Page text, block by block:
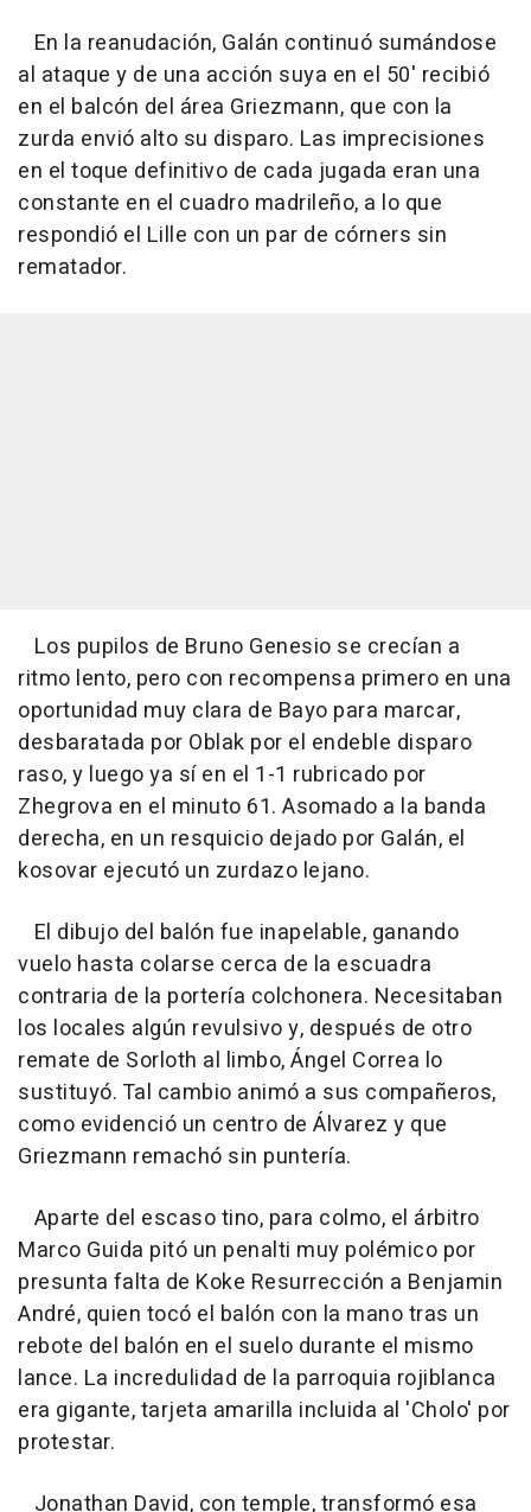
En la reanudación, Galán continuó sumándose
al ataque y de una acción suya en el 50' recibió
en el balcón del área Griezmann, que con la
zurda envió alto su disparo. Las imprecisiones
en el toque definitivo de cada jugada eran una
constante en el cuadro madrileño, a lo que
respondió el Lille con un par de córners sin
rematador.
Los pupilos de Bruno Genesio se crecían a
ritmo lento, pero con recompensa primero en una
oportunidad muy clara de Bayo para marcar,
desbaratada por Oblak por el endeble disparo
raso, y luego ya sí en el 1-1 rubricado por
Zhegrova en el minuto 61. Asomado a la banda
derecha, en un resquicio dejado por Galán, el
kosovar ejecutó un zurdazo lejano.
El dibujo del balón fue inapelable, ganando
vuelo hasta colarse cerca de la escuadra
contraria de la portería colchonera. Necesitaban
los locales algún revulsivo y, después de otro
remate de Sorloth al limbo, Ángel Correa lo
sustituyó. Tal cambio animó a sus compañeros,
como evidenció un centro de Álvarez y que
Griezmann remachó sin puntería.
Aparte del escaso tino, para colmo, el árbitro
Marco Guida pitó un penalti muy polémico por
presunta falta de Koke Resurrección a Benjamin
André, quien tocó el balón con la mano tras un
rebote del balón en el suelo durante el mismo
lance. La incredulidad de la parroquia rojiblanca
era gigante, tarjeta amarilla incluida al 'Cholo' por
protestar.
Jonathan David, con temple, transformó esa